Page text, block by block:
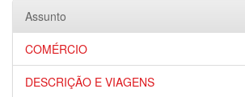
Assunto
COMÉRCIO
DESCRIÇÃO E VIAGENS